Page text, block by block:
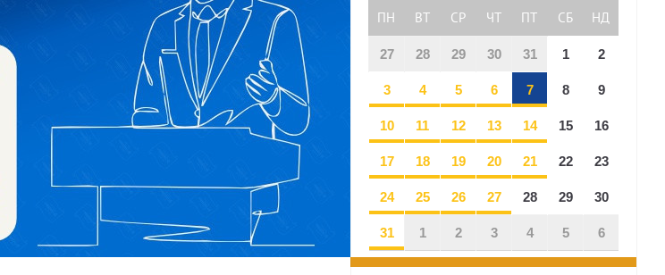
ПН ВТ СР ЧТ ПТ СБ НД
27 28 29 30 31 1 2
3 4 5 6 7 8 9
10 11 12 13 14 15 16
17 18 19 20 21 22 23
24 25 26 27 28 29 30
31 1 2 3 4 5 6